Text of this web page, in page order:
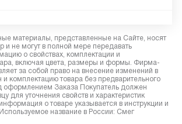
материалы, представленные на Сайте, носят
и не могут в полной мере передавать
о свойствах, комплектации и
включая цвета, размеры и формы. Фирма-
за собой право на внесение изменений в
и комплектацию товара без предварительного
оформлением Заказа Покупатель должен
для уточнения свойств и характеристик
о товаре указывается в инструкции и
название в России: Смег